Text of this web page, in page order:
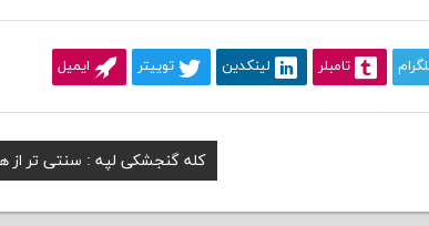
تامبلر لینکدین توییتر ایمیل
Next
Post:
کله گنجشکی لپه : سنتی تر از